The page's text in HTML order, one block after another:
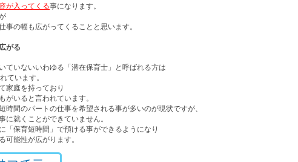
が入ってくる事になります。
事の幅も広がってくることと思います。
がる
ていないいわゆる「潜在保育士」と呼ばれる方は
ています。
家庭を持っており
がいると言われています。
時間のパートの仕事を希望される事が多いのが現状ですが、
に就くことができていません。
「保育短時間」で預ける事ができるようになり
可能性が広がります。